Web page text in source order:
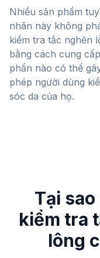
Tin tốt!
nào được
Nhiều sản phẩm
nhãn này không
kiểm tra tắc nghẽn
bằng cách cung
phần nào có thể
phép người dùng
sóc da của họ.
Tại
kiểm tra
lông